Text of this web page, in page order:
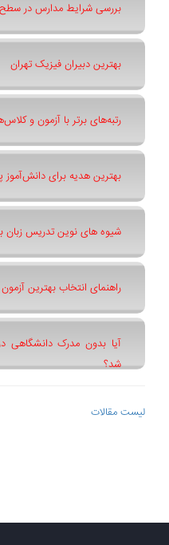
بررسی شرایط مدارس در سطح
بهترین دبیران فیزیک تهران
رتبه‌های برتر با آزمون و
بهترین هدیه برای دانش‌آموز
شیوه های نوین تدریس زبان
راهنمای انتخاب بهترین
آیا بدون مدرک دانشگاهی
شد؟
لیست مقالات